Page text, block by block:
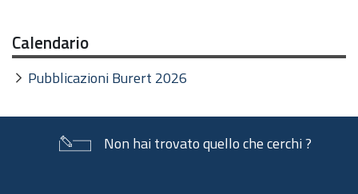
Calendario
Pubblicazioni Burert 2026
Non hai trovato quello che cerchi ?